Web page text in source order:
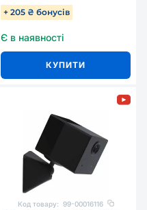
+ 205 ₴ бонусів
Є в наявності
КУПИТИ
Код товару: 99-00016116